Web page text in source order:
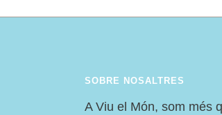
SOBRE NOSALTRES
A Viu el Món, som més